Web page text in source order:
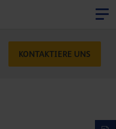
KONTAKTIERE UNS